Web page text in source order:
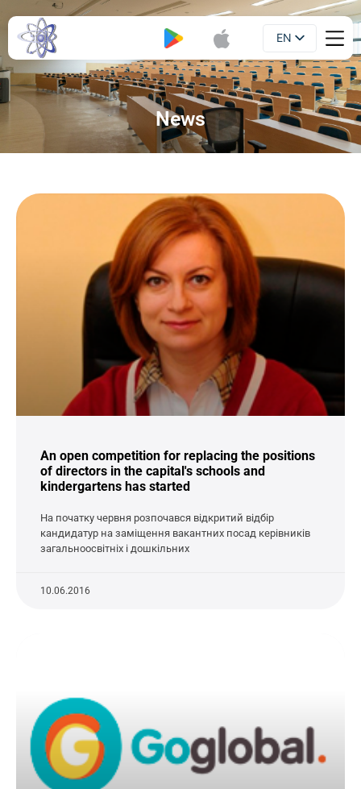
EN
UA
News
An open competition for replacing the positions
of directors in the capital's schools and
kindergartens has started
На початку червня розпочався відкритий відбір
кандидатур на заміщення вакантних посад керівників
загальноосвітніх і дошкільних
10.06.2016